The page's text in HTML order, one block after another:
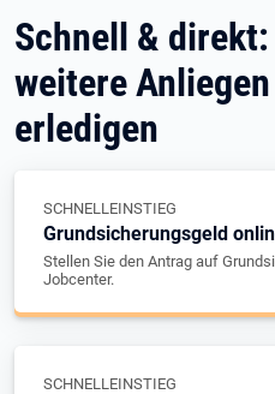
Schnell &
weitere
erledigen
SCHNELLEINSTIEG
Grundsicherungsgeld
Stellen Sie den Antrag auf
Jobcenter.
SCHNELLEINSTIEG